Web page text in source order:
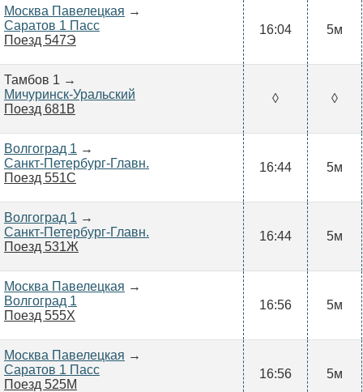
Москва Павелецкая →
Саратов 1 Пасс
Поезд 547Э
16:04 5м
Тамбов 1 →
Мичуринск-Уральский
Поезд 681В
◊ ◊
Волгоград 1 →
Санкт-Петербург-Главн.
Поезд 551С
16:44 5м
Волгоград 1 →
Санкт-Петербург-Главн.
Поезд 531Ж
16:44 5м
Москва Павелецкая →
Волгоград 1
Поезд 555Х
16:56 5м
Москва Павелецкая →
Саратов 1 Пасс
Поезд 525М
16:56 5м